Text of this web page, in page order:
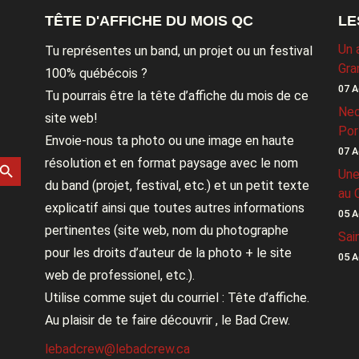
Button
TÊTE D'AFFICHE DU MOIS QC
Tu représentes un band, un projet ou un festival
100% québécois ?
Tu pourrais être la tête d’affiche du mois de ce
site web!
Envoie-nous ta photo ou une image en haute
résolution et en format paysage avec le nom
du band (projet, festival, etc.) et un petit texte
explicatif ainsi que toutes autres informations
pertinentes (site web, nom du photographe
pour les droits d’auteur de la photo + le site
web de professionel, etc.).
Utilise comme sujet du courriel : Tête d’affiche.
Au plaisir de te faire découvrir , le Bad Crew.
lebadcrew@lebadcrew.ca
Un
07
07
au
05
05